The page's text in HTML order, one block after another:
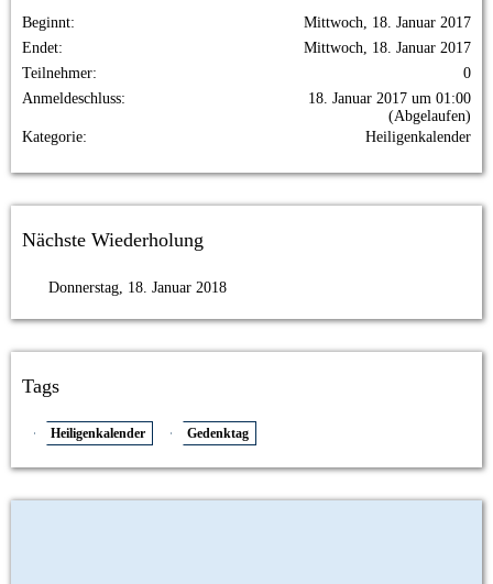
Beginnt
Mittwoch, 18. Januar 2017
Endet
Mittwoch, 18. Januar 2017
Teilnehmer
0
Anmeldeschluss
18. Januar 2017 um 01:00
(Abgelaufen)
Kategorie
Heiligenkalender
Nächste Wiederholung
Donnerstag, 18. Januar 2018
Tags
Heiligenkalender Gedenktag